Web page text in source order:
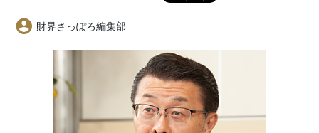
財界さっぽろ編集部